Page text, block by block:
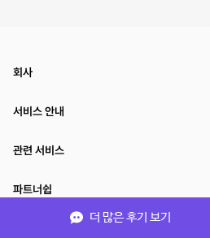
더 많은 후기 보기
회사
서비스 안내
관련 서비스
파트너쉽
서비스 제공 국가